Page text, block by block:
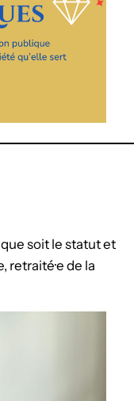
soit le statut et
retraité·e de la